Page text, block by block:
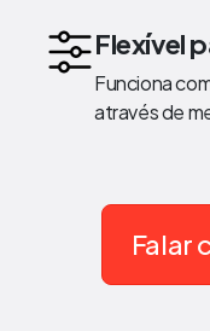
Flexível
Funciona
através de
Falar